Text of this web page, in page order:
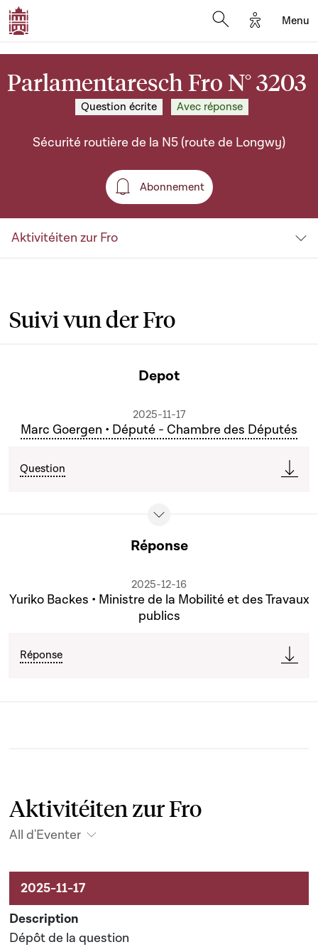
Options
Menu
Parlamentaresch Fro N° 3203
Question écrite Avec réponse
Sécurité routière de la N5 (route de Longwy)
Abonnement
Abonnement
Aktivitéiten zur Fro
Suivi vun der Fro
Depot
2025-11-17
Marc Goergen • Député - Chambre des Députés
Question
Réponse
2025-12-16
Yuriko Backes • Ministre de la Mobilité et des Travaux
publics
Réponse
Aktivitéiten zur Fro
All d'Eventer
Aktivitéiten um Dossier
Dépôt de la question